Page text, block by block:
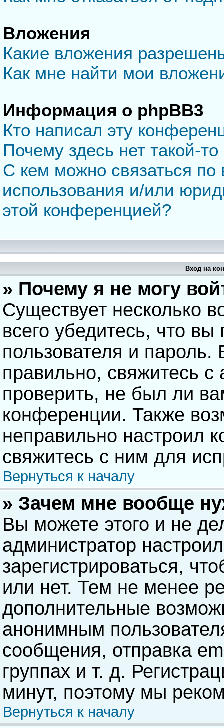
Вложения
Какие вложения
Как мне найти мои
Информация о phpBB3
Кто написал эту
Почему здесь нет такой-
С кем можно связаться по
использования и/или
этой конференцией?
Вход на
» Почему я не могу
Существует несколько
всего убедитесь, что
пользователя и
правильно, свяжитесь
проверить, не был ли
конференции. Также
неправильно настроил
свяжитесь с ним для
Вернуться к началу
» Зачем мне вообще
Вы можете этого и не
администратор
зарегистрироваться,
или нет. Тем не менее
дополнительные
анонимным
сообщения, отправка
группах и т. д.
минут, поэтому мы
Вернуться к началу